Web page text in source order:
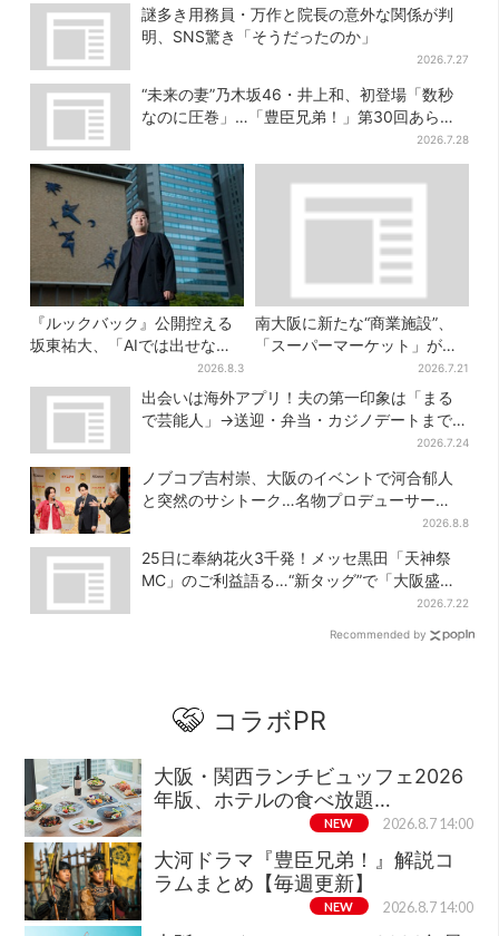
謎多き用務員・万作と院長の意外な関係が判
明、SNS驚き「そうだったのか」
2026.7.27
“未来の妻”乃木坂46・井上和、初登場「数秒
なのに圧巻」…「豊臣兄弟！」第30回あらす
2026.7.28
『ルックバック』公開控える
坂東祐大、「AIでは出せない
質感がある」映画音楽へのこ
だわり
2026.8.3
南大阪に新たな“商業施設”、
「スーパーマーケット」が先
行オープン！駅直結＆21時ま
で営業
2026.7.21
出会いは海外アプリ！夫の第一印象は「まる
で芸能人」→送迎・弁当・カジノデートまで…
2026.7.24
ノブコブ吉村崇、大阪のイベントで河合郁人
と突然のサシトーク…名物プロデューサー
2026.8.8
25日に奉納花火3千発！メッセ黒田「天神祭
MC」のご利益語る…“新タッグ”で「大阪盛り
2026.7.22
Recommended by
コラボPR
大阪・関西ランチビュッフェ2026
年版、ホテルの食べ放題…
NEW 2026.8.7 14:00
大河ドラマ『豊臣兄弟！』解説コ
ラムまとめ【毎週更新】
NEW 2026.8.7 14:00